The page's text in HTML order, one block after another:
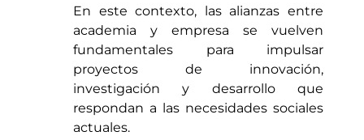
En este contexto, las alianzas entre
academia y empresa se vuelven
fundamentales para impulsar
proyectos de innovación,
investigación y desarrollo que
respondan a las necesidades sociales
actuales.